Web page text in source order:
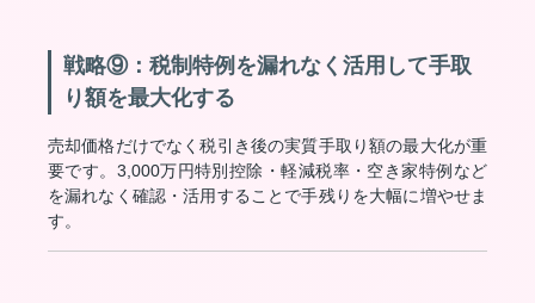
戦略⑨：税制特例を漏れなく活用して手取
り額を最大化する
売却価格だけでなく税引き後の実質手取り額の最大化が重
要です。3,000万円特別控除・軽減税率・空き家特例など
を漏れなく確認・活用することで手残りを大幅に増やせま
す。